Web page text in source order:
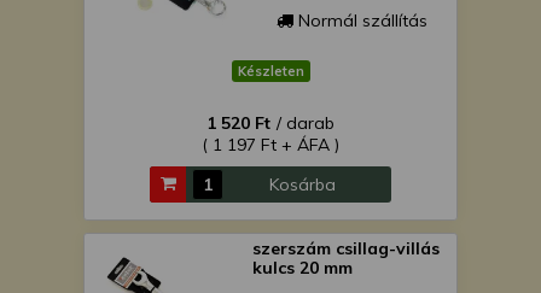
Normál szállítás
Készleten
1 520 Ft / darab
( 1 197 Ft + ÁFA )
Kosárba
szerszám csillag-villás
kulcs 20 mm